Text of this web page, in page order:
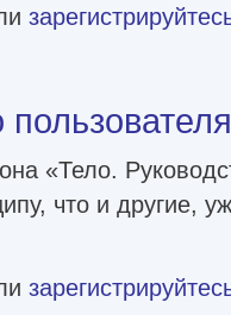
о прикрытом [litres]
«Тело.
что и другие,
[litres]